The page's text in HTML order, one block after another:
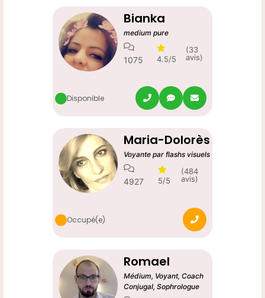
Bianka
medium pure
1075 4.5/5
(33
avis)
Disponible
Maria-Dolorès
Voyante par flashs visuels
4927 5/5
(484
avis)
Occupé(e)
Romael
Médium, Voyant, Coach
Conjugal, Sophrologue